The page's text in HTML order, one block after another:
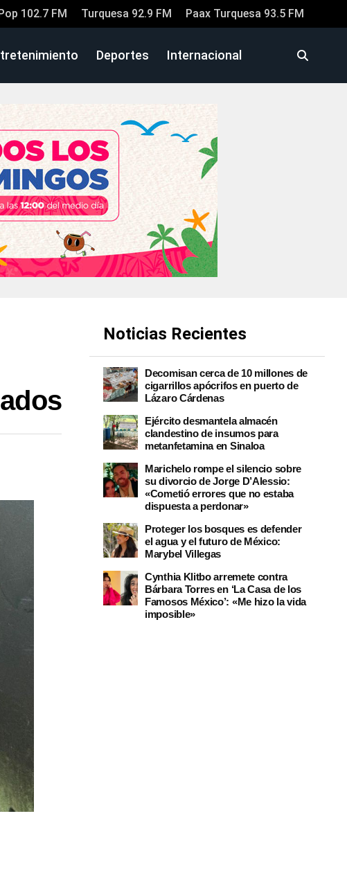
102.7 FM Turquesa 92.9 FM Paax Turquesa 93.5 FM
Deportes Internacional
Noticias Recientes
Decomisan cerca de 10 millones de
cigarrillos apócrifos en puerto de
Lázaro Cárdenas
Ejército desmantela almacén
clandestino de insumos para
metanfetamina en Sinaloa
Marichelo rompe el silencio sobre
su divorcio de Jorge D’Alessio:
«Cometió errores que no estaba
dispuesta a perdonar»
Proteger los bosques es defender
el agua y el futuro de México:
Marybel Villegas
Cynthia Klitbo arremete contra
Bárbara Torres en ‘La Casa de los
Famosos México’: «Me hizo la vida
imposible»